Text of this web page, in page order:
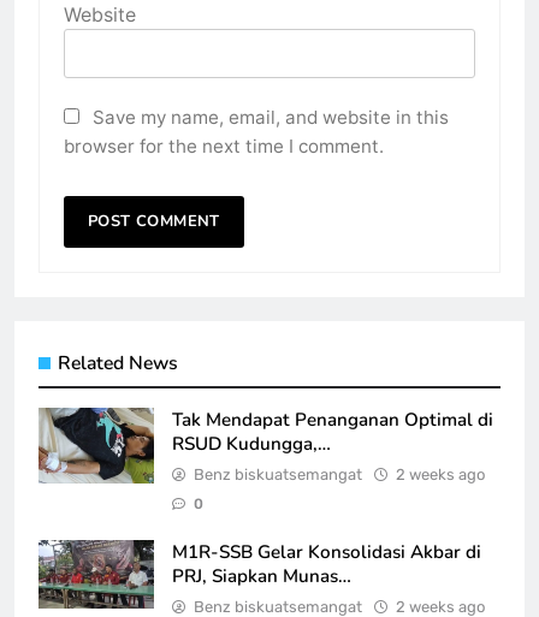
Website
Save my name, email, and website in this
browser for the next time I comment.
Related News
Tak Mendapat Penanganan Optimal di
RSUD Kudungga,…
Benz biskuatsemangat 2 weeks ago
0
M1R-SSB Gelar Konsolidasi Akbar di
PRJ, Siapkan Munas…
Benz biskuatsemangat 2 weeks ago